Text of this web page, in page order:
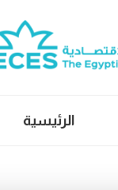
الرئيسية